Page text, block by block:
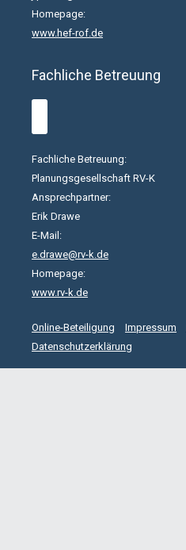
Homepage:
www.hef-rof.de
Fachliche Betreuung
Fachliche Betreuung:
Planungsgesellschaft RV-K
Ansprechpartner:
Erik Drawe
E-Mail:
e.drawe@rv-k.de
Homepage:
www.rv-k.de
Online-Beteiligung Impressum
Datenschutzerklärung